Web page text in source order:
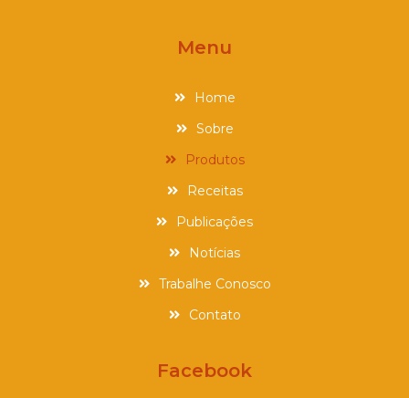
Menu
Home
Sobre
Produtos
Receitas
Publicações
Notícias
Trabalhe Conosco
Contato
Facebook